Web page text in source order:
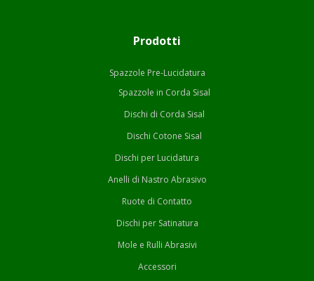
Prodotti
Spazzole Pre-Lucidatura
Spazzole in Corda Sisal
Dischi di Corda Sisal
Dischi Cotone Sisal
Dischi per Lucidatura
Anelli di Nastro Abrasivo
Ruote di Contatto
Dischi per Satinatura
Mole e Rulli Abrasivi
Accessori